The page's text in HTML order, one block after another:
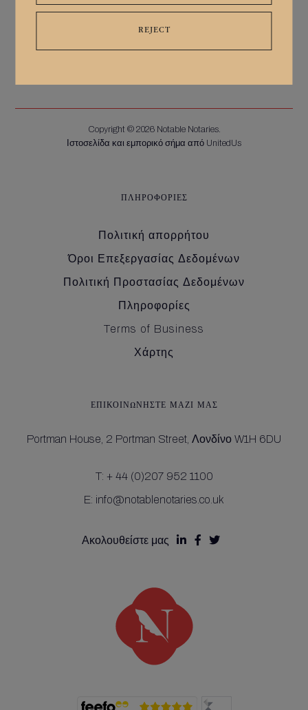
REJECT
ΕΠΙΚΟΙΝΩΝΉΣΤΕ ΜΑΖΊ ΜΑΣ
Portman House, 2 Portman Street, Λονδίνο W1H 6DU
T: + 44 (0)207 952 1100
E: info@notablenotaries.co.uk
Ακολουθείστε μας   
ΠΛΗΡΟΦΟΡΊΕΣ
Πολιτική απορρήτου
Όροι Επεξεργασίας Δεδομένων
Πολιτική Προστασίας Δεδομένων
Πληροφορίες
Terms of Business
Χάρτης
Copyright © 2026 Notable Notaries.
Ιστοσελίδα και εμπορικό σήμα από UnitedUs